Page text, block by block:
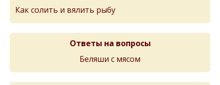
Как солить и вялить рыбу
Ответы на вопросы
Беляши с мясом